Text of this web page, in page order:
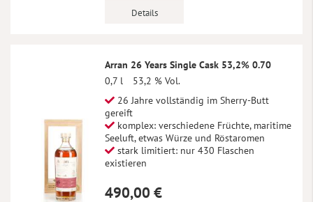
Details
Arran 26 Years Single Cask 53,2% 0.70
0,7 l
53,2 % Vol.
26 Jahre vollständig im Sherry-Butt
gereift
komplex: verschiedene Früchte, maritime
Seeluft, etwas Würze und Röstaromen
stark limitiert: nur 430 Flaschen
existieren
490,00 €